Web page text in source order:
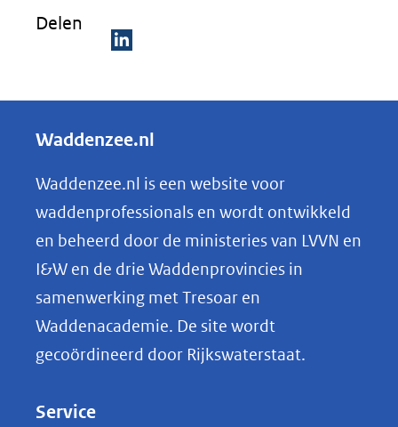
Delen
e
e
n
o
p
k
e
Waddenzee.nl
Waddenzee.nl is een website voor
waddenprofessionals en wordt ontwikkeld
en beheerd door de ministeries van LVVN en
I&W en de drie Waddenprovincies in
samenwerking met Tresoar en
Waddenacademie. De site wordt
gecoördineerd door Rijkswaterstaat.
Service